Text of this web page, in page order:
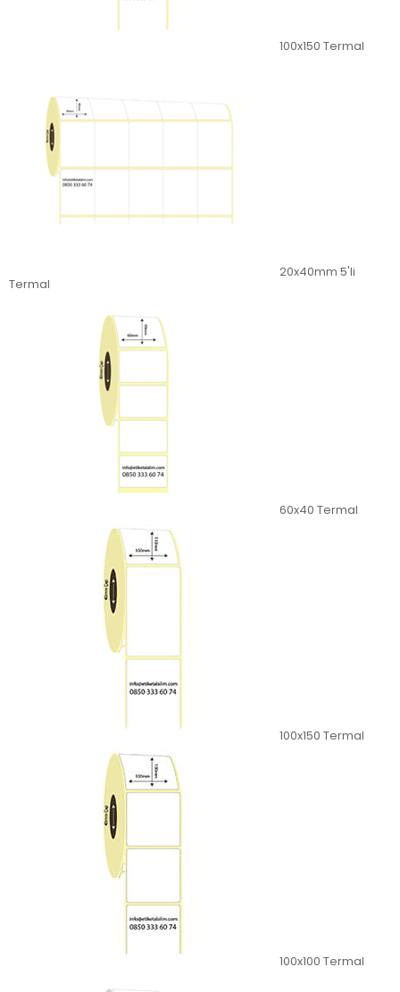
100x150 Termal
20x40mm 5'li
Termal
60x40 Termal
100x150 Termal
100x100 Termal